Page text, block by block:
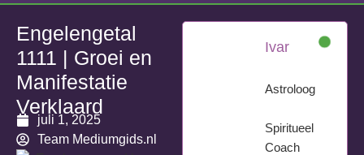
Engelengetal
1111 | Groei en
Manifestatie
Verklaard
juli 1, 2025
Team Mediumgids.nl
Ivar
Astroloog
Spiritueel
Coach